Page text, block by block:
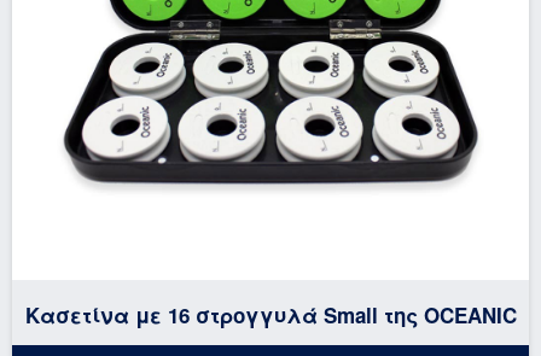
Κασετίνα με 16 στρογγυλά Small της OCEANIC